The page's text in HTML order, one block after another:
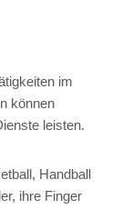
im
können
leisten.
Handball
ihre Finger